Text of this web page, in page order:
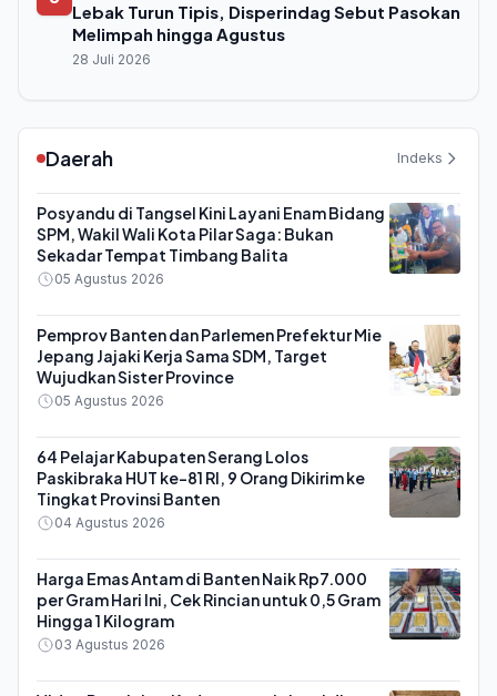
Lebak Turun Tipis, Disperindag Sebut Pasokan
Melimpah hingga Agustus
28 Juli 2026
Daerah Indeks
Posyandu di Tangsel Kini Layani Enam Bidang
SPM, Wakil Wali Kota Pilar Saga: Bukan
Sekadar Tempat Timbang Balita
05 Agustus 2026
Pemprov Banten dan Parlemen Prefektur Mie
Jepang Jajaki Kerja Sama SDM, Target
Wujudkan Sister Province
05 Agustus 2026
64 Pelajar Kabupaten Serang Lolos
Paskibraka HUT ke-81 RI, 9 Orang Dikirim ke
Tingkat Provinsi Banten
04 Agustus 2026
Harga Emas Antam di Banten Naik Rp7.000
per Gram Hari Ini, Cek Rincian untuk 0,5 Gram
Hingga 1 Kilogram
03 Agustus 2026